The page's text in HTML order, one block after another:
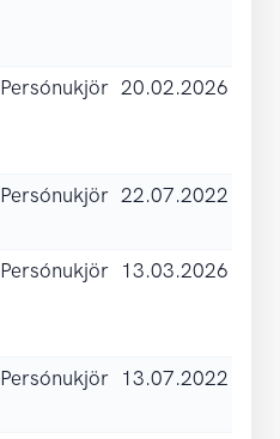
Persónukjör 20.02.2026
Persónukjör 22.07.2022
Persónukjör 13.03.2026
Persónukjör 13.07.2022